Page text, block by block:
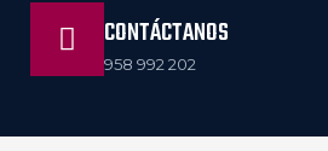
CONTÁCTANOS
958 992 202